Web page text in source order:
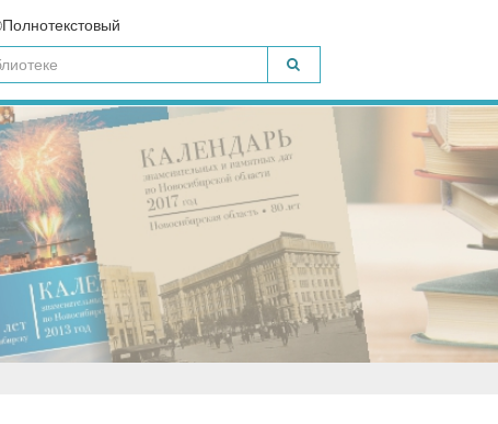
Полнотекстовый